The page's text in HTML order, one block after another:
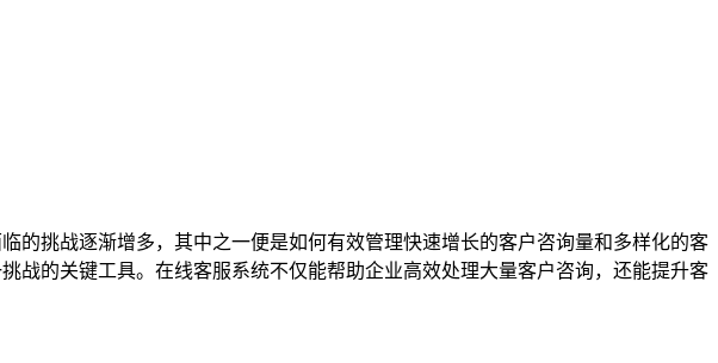
的挑战逐渐增多，其中之一便是如何有效管理快速增长的客户咨询量和多样化的客
战的关键工具。在线客服系统不仅能帮助企业高效处理大量客户咨询，还能提升客